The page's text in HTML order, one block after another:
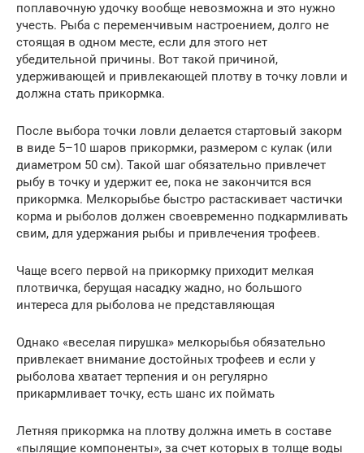
поплавочную удочку вообще невозможна и это нужно
учесть. Рыба с переменчивым настроением, долго не
стоящая в одном месте, если для этого нет
убедительной причины. Вот такой причиной,
удерживающей и привлекающей плотву в точку ловли и
должна стать прикормка.
После выбора точки ловли делается стартовый закорм
в виде 5–10 шаров прикормки, размером с кулак (или
диаметром 50 см). Такой шаг обязательно привлечет
рыбу в точку и удержит ее, пока не закончится вся
прикормка. Мелкорыбье быстро растаскивает частички
корма и рыболов должен своевременно подкармливать
свим, для удержания рыбы и привлечения трофеев.
Чаще всего первой на прикормку приходит мелкая
плотвичка, берущая насадку жадно, но большого
интереса для рыболова не представляющая
Однако «веселая пирушка» мелкорыбья обязательно
привлекает внимание достойных трофеев и если у
рыболова хватает терпения и он регулярно
прикармливает точку, есть шанс их поймать
Летняя прикормка на плотву должна иметь в составе
«пылящие компоненты», за счет которых в толще воды